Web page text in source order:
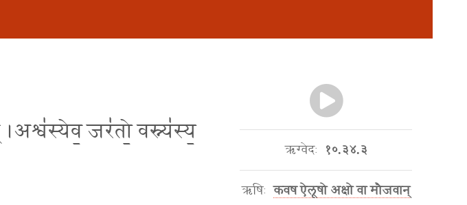
।अश्व॑स्येव॒ जर॑तो॒ वस्न्य॑स्य॒
ऋग्वेदः १०.३४.३
ऋषिः कवष ऐलूषो अक्षो वा मौजवान्